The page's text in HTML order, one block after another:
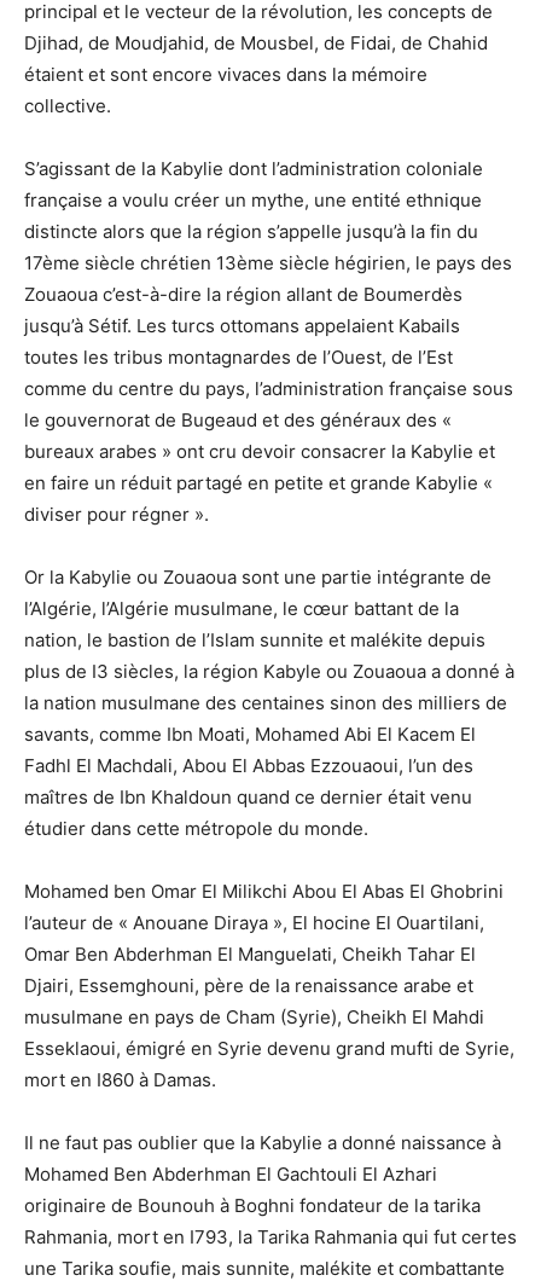
principal et le vecteur de la révolution, les concepts de
Djihad, de Moudjahid, de Mousbel, de Fidai, de Chahid
étaient et sont encore vivaces dans la mémoire
collective.
S’agissant de la Kabylie dont l’administration coloniale
française a voulu créer un mythe, une entité ethnique
distincte alors que la région s’appelle jusqu’à la fin du
17ème siècle chrétien 13ème siècle hégirien, le pays des
Zouaoua c’est-à-dire la région allant de Boumerdès
jusqu’à Sétif. Les turcs ottomans appelaient Kabails
toutes les tribus montagnardes de l’Ouest, de l’Est
comme du centre du pays, l’administration française sous
le gouvernorat de Bugeaud et des généraux des «
bureaux arabes » ont cru devoir consacrer la Kabylie et
en faire un réduit partagé en petite et grande Kabylie «
diviser pour régner ».
Or la Kabylie ou Zouaoua sont une partie intégrante de
l’Algérie, l’Algérie musulmane, le cœur battant de la
nation, le bastion de l’Islam sunnite et malékite depuis
plus de I3 siècles, la région Kabyle ou Zouaoua a donné à
la nation musulmane des centaines sinon des milliers de
savants, comme Ibn Moati, Mohamed Abi El Kacem El
Fadhl El Machdali, Abou El Abbas Ezzouaoui, l’un des
maîtres de Ibn Khaldoun quand ce dernier était venu
étudier dans cette métropole du monde.
Mohamed ben Omar El Milikchi Abou El Abas El Ghobrini
l’auteur de « Anouane Diraya », El hocine El Ouartilani,
Omar Ben Abderhman El Manguelati, Cheikh Tahar El
Djairi, Essemghouni, père de la renaissance arabe et
musulmane en pays de Cham (Syrie), Cheikh El Mahdi
Esseklaoui, émigré en Syrie devenu grand mufti de Syrie,
mort en I860 à Damas.
Il ne faut pas oublier que la Kabylie a donné naissance à
Mohamed Ben Abderhman El Gachtouli El Azhari
originaire de Bounouh à Boghni fondateur de la tarika
Rahmania, mort en I793, la Tarika Rahmania qui fut certes
une Tarika soufie, mais sunnite, malékite et combattante